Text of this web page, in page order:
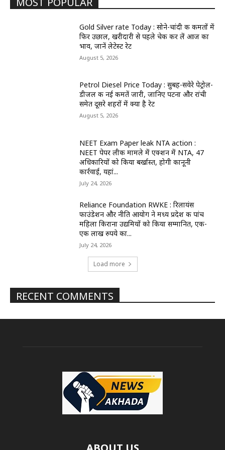
Gold Silver rate Today : सोने-चांदी की कीमतों में
फिर उछाल, खरीदारी से पहले चेक कर लें आज का
भाव, जानें लेटेस्ट रेट
August 5, 2026
Petrol Diesel Price Today : सुबह-सवेरे पेट्रोल-
डीजल की नई कीमतें जारी, जानिए पटना और रांची
समेत दूसरे शहरों में क्या है रेट
August 5, 2026
NEET Exam Paper leak NTA action :
NEET पेपर लीक मामले में एक्शन में NTA, 47
अधिकारियों को किया बर्खास्त, होगी कानूनी
कार्रवाई, यहां...
July 24, 2026
Reliance Foundation RWKE : रिलायंस
फाउंडेशन और नीति आयोग ने मध्य प्रदेश की पांच
महिला किराना उद्यमियों को किया सम्मानित, एक-
एक लाख रुपये का...
July 24, 2026
Load more
RECENT COMMENTS